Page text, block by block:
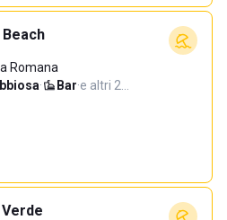
Beach
Romana
· Bar·e altri 2…
Verde